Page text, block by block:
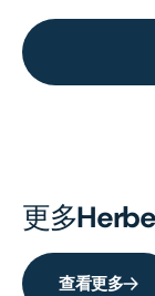
更多
查看更多